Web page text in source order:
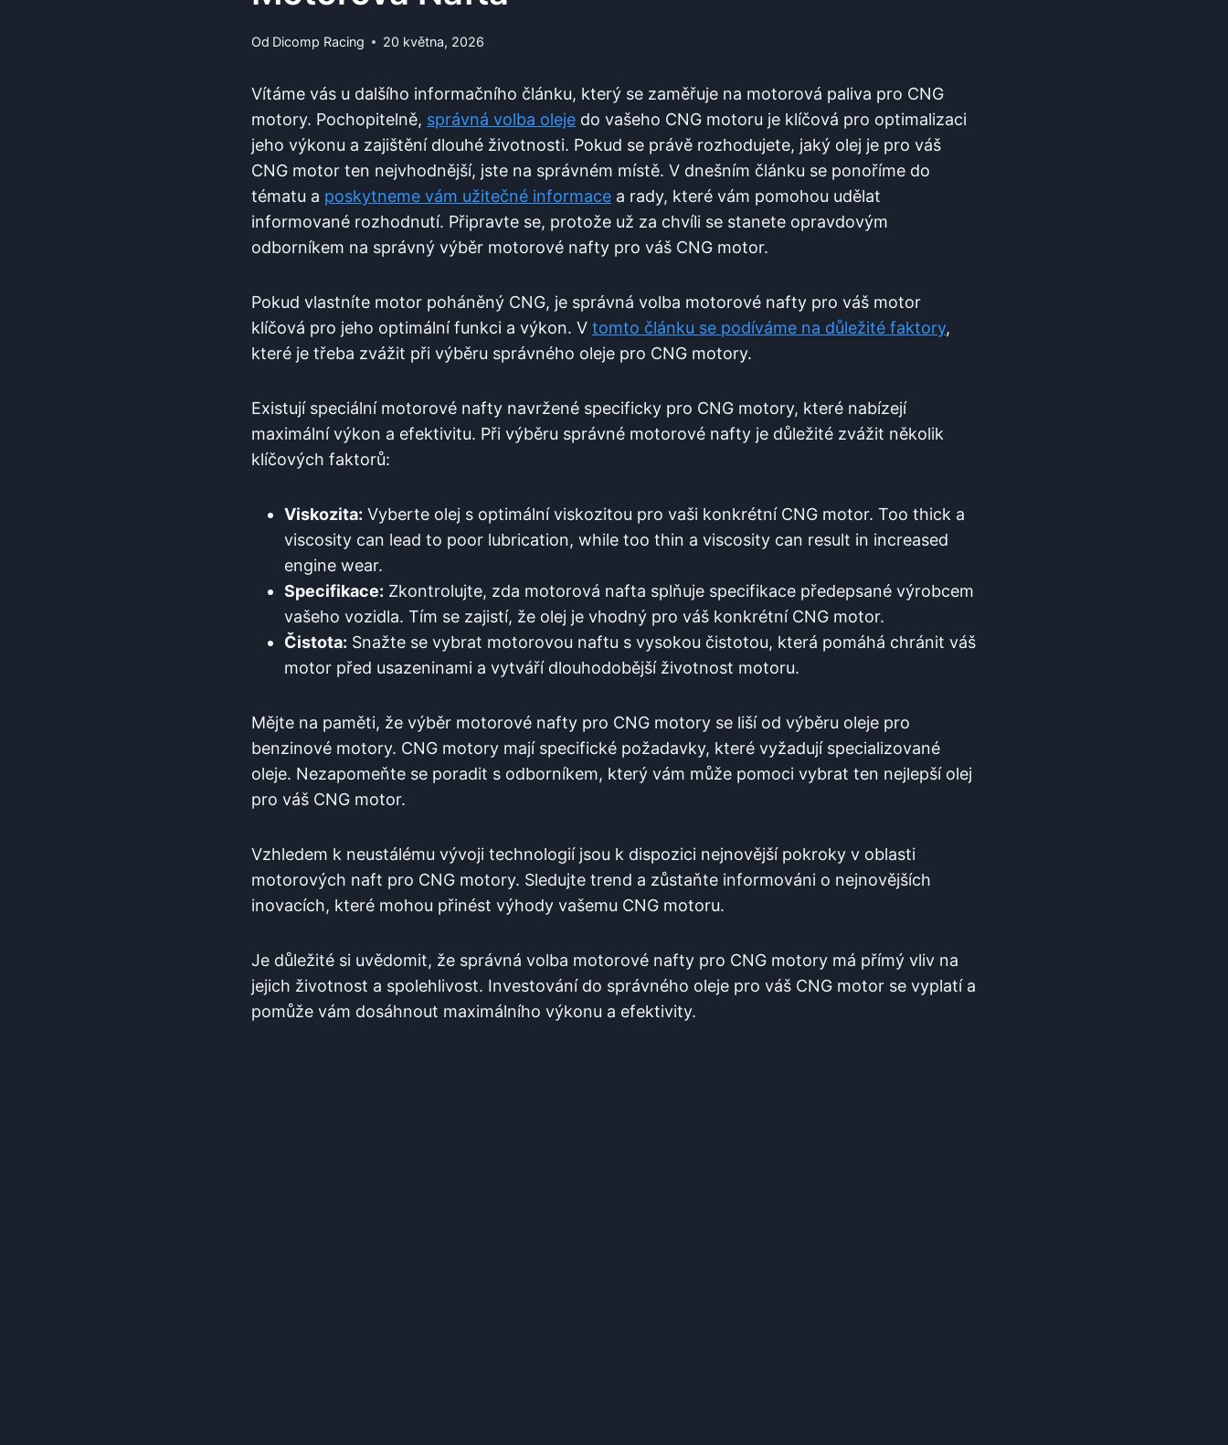
Od Dicomp Racing 20 května, 2026
Vítáme vás u dalšího informačního článku, který se zaměřuje na motorová paliva pro CNG
motory. Pochopitelně, správná volba oleje do vašeho CNG motoru je klíčová pro optimalizaci
jeho výkonu a zajištění dlouhé životnosti. Pokud se právě rozhodujete, jaký olej je pro váš
CNG motor ten nejvhodnější, jste na správném místě. V dnešním článku se ponoříme do
tématu a poskytneme vám užitečné informace a rady, které vám pomohou udělat
informované rozhodnutí. Připravte se, protože už za chvíli se stanete opravdovým
odborníkem na správný výběr motorové nafty pro váš CNG motor.
Pokud vlastníte motor poháněný CNG, je správná volba motorové nafty pro váš motor
klíčová pro jeho optimální funkci a výkon. V tomto článku se podíváme na důležité faktory,
které je třeba zvážit při výběru správného oleje pro CNG motory.
Existují speciální motorové nafty navržené specificky pro CNG motory, které nabízejí
maximální výkon a efektivitu. Při výběru správné motorové nafty je důležité zvážit několik
klíčových faktorů:
Viskozita: Vyberte olej s optimální viskozitou pro vaši konkrétní CNG motor. Too thick a
viscosity can lead to poor lubrication, while too thin a viscosity can result in increased
engine wear.
Specifikace: Zkontrolujte, zda motorová nafta splňuje specifikace předepsané výrobcem
vašeho vozidla. Tím se zajistí, že olej je vhodný pro váš konkrétní CNG motor.
Čistota: Snažte se vybrat motorovou naftu s vysokou čistotou, která pomáhá chránit váš
motor před usazeninami a vytváří dlouhodobější životnost motoru.
Mějte na paměti, že výběr motorové nafty pro CNG motory se liší od výběru oleje pro
benzinové motory. CNG motory mají specifické požadavky, které vyžadují specializované
oleje. Nezapomeňte se poradit s odborníkem, který vám může pomoci vybrat ten nejlepší olej
pro váš CNG motor.
Vzhledem k neustálému vývoji technologií jsou k dispozici nejnovější pokroky v oblasti
motorových naft pro CNG motory. Sledujte trend a zůstaňte informováni o nejnovějších
inovacích, které mohou přinést výhody vašemu CNG motoru.
Je důležité si uvědomit, že správná volba motorové nafty pro CNG motory má přímý vliv na
jejich životnost a spolehlivost. Investování do správného oleje pro váš CNG motor se vyplatí a
pomůže vám dosáhnout maximálního výkonu a efektivity.